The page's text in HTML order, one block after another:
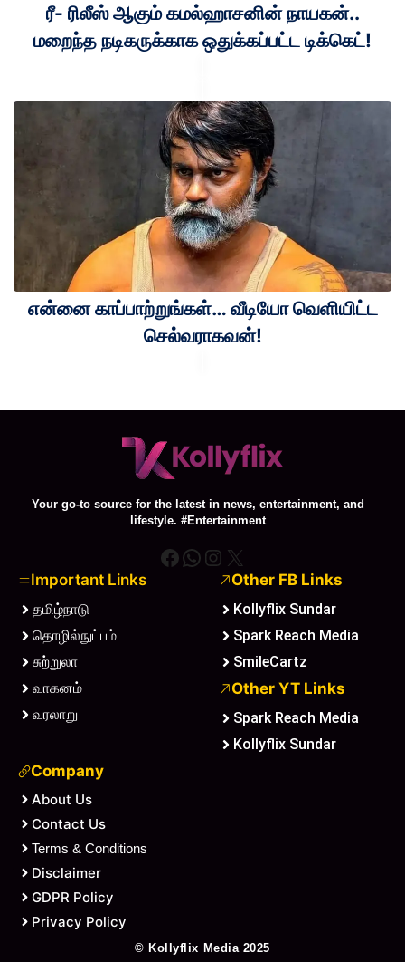
ரீ- ரிலீஸ் ஆகும் கமல்ஹாசனின் நாயகன்..
மறைந்த நடிகருக்காக ஒதுக்கப்பட்ட டிக்கெட்!
என்னை காப்பாற்றுங்கள்… வீடியோ வெளியிட்ட
செல்வராகவன்!
Your go-to source for the latest in news, entertainment, and
lifestyle. #Entertainment
Facebook
WhatsApp
Instagram
X
Important Links
தமிழ்நாடு
தொழில்நுட்பம்
சுற்றுலா
வாகனம்
வரலாறு
Other FB Links
Kollyflix Sundar
Spark Reach Media
SmileCartz
Other YT Links
Spark Reach Media
Kollyflix Sundar
Company
About Us
Contact Us
Terms & Conditions
Disclaimer
GDPR Policy
Privacy Policy
© Kollyflix Media 2025